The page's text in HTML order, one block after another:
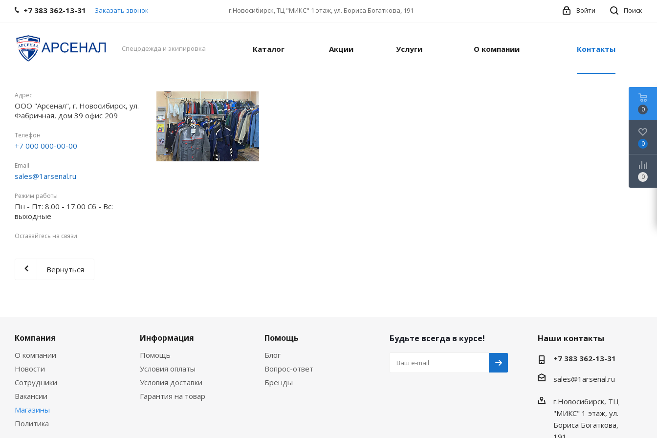
+7 383 362-13-31 Заказать звонок г.Новосибирск, ТЦ "МИКС" 1 этаж, ул. Бориса Богаткова, 191 Поиск
Войти
Спецодежда и экипировка Каталог Акции Услуги О компании Контакты
Адрес
ООО "Арсенал", г. Новосибирск, ул.
Фабричная, дом 39 офис 209
Телефон
+7 000 000-00-00
Email
sales@1arsenal.ru
Режим работы
Пн - Пт: 8.00 - 17.00 Сб - Вс:
выходные
Оставайтесь на связи
Вернуться
Компания
О компании
Новости
Сотрудники
Вакансии
Магазины
Политика
Информация
Помощь
Условия оплаты
Условия доставки
Гарантия на товар
Помощь
Блог
Вопрос-ответ
Бренды
Будьте всегда в курсе! Наши контакты
+7 383 362-13-31
sales@1arsenal.ru
г.Новосибирск, ТЦ
"МИКС" 1 этаж, ул.
Бориса Богаткова,
0
0
0